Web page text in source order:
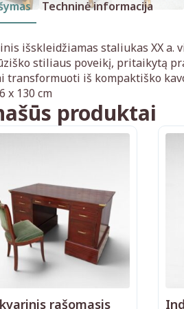
Techninė informacija
išskleidžiamas staliukas XX
stiliaus poveikį, pritaikytą
transformuoti iš kompaktiško
x 130 cm
produktai
rašomasis